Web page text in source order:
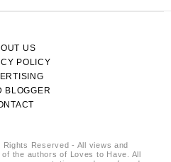
US
POLICY
BLOGGER
Reserved - All views and
the authors of Loves to Have. All